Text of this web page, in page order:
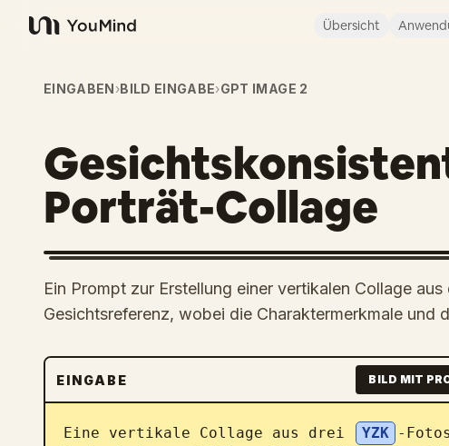
YouMind
Übersicht
EINGABEN›BILD EINGABE›GPT IMAGE 2
Porträt-Collage
Ein Prompt zur Erstellung einer vertikalen Collage
Gesichtsreferenz, wobei die Charaktermerkmale und
EINGABE BILD MIT
Eine vertikale Collage aus drei YZK -